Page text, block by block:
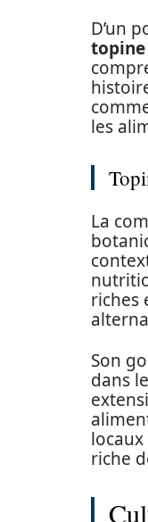
D’un
topine
les
La
riches
Son
dans
riche